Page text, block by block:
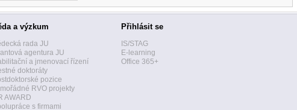
a výzkum
rada JU
agentura JU
a jmenovací řízení
doktoráty
pozice
RVO projekty
AWARD
s firmami
Přihlásit se
IS/STAG
E-learning
Office 365+